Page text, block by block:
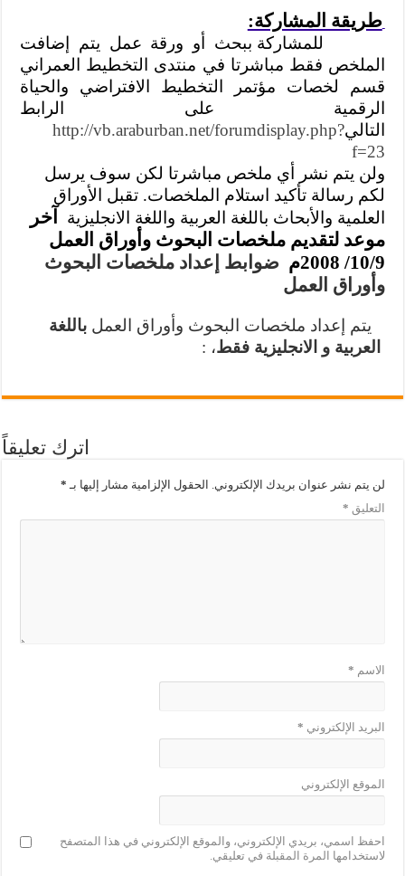
طريقة المشاركة:
للمشاركة ببحث أو ورقة عمل يتم إضافت
الملخص فقط مباشرتا في منتدى التخطيط العمراني
قسم لخصات مؤتمر التخطيط الافتراضي والحياة
الرقمية
على الرابط
التاليhttp://vb.araburban.net/forumdisplay.php?
f=23
ولن يتم نشر أي ملخص مباشرتا لكن سوف يرسل
لكم رسالة تأكيد استلام الملخصات. تقبل الأوراق
العلمية والأبحاث باللغة العربية واللغة الانجليزية آخر
موعد لتقديم ملخصات البحوث وأوراق العمل
10/9/ 2008م
ضوابط إعداد ملخصات البحوث
وأوراق العمل
يتم إعداد ملخصات البحوث وأوراق العملباللغة
العربية و الانجليزية فقط، :
اترك تعليقاً
لن يتم نشر عنوان بريدك الإلكتروني. الحقول الإلزامية مشار إليها بـ*
التعليق*
الاسم*
البريد الإلكتروني*
الموقع الإلكتروني
احفظ اسمي، بريدي الإلكتروني، والموقع الإلكتروني في هذا المتصفح
لاستخدامها المرة المقبلة في تعليقي.